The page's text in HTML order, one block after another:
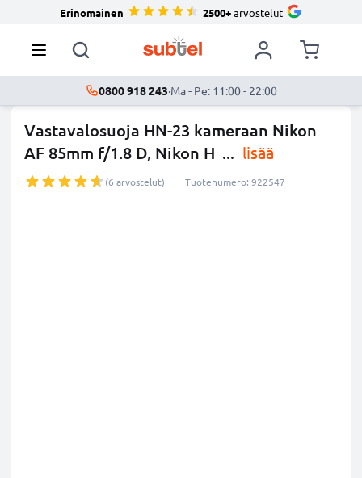
Erinomainen 2500+arvostelut
0800 918 243·Ma - Pe: 11:00 - 22:00
Vastavalosuoja HN-23 kameraan Nikon
AF 85mm f/1.8 D, Nikon H ... lisää
(6 arvostelut) Tuotenumero: 922547